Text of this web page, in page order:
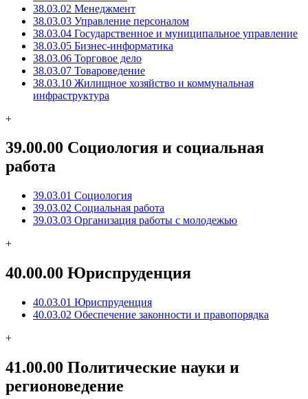
38.03.02 Менеджмент
38.03.03 Управление персоналом
38.03.04 Государственное и муниципальное управление
38.03.05 Бизнес-информатика
38.03.06 Торговое дело
38.03.07 Товароведение
38.03.10 Жилищное хозяйство и коммунальная
инфраструктура
+
39.00.00 Социология и социальная
работа
39.03.01 Социология
39.03.02 Социальная работа
39.03.03 Организация работы с молодежью
+
40.00.00 Юриспруденция
40.03.01 Юриспруденция
40.03.02 Обеспечение законности и правопорядка
+
41.00.00 Политические науки и
регионоведение